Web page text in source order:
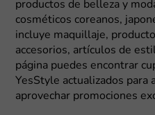
productos de belleza y
cosméticos coreanos,
incluye maquillaje,
accesorios, artículos de
página puedes encontrar
YesStyle actualizados para
aprovechar promociones